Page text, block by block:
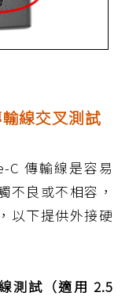
線交叉測試
C 傳輸線是容易
不良或不相容，
以下提供外接硬
測試（適用 2.5